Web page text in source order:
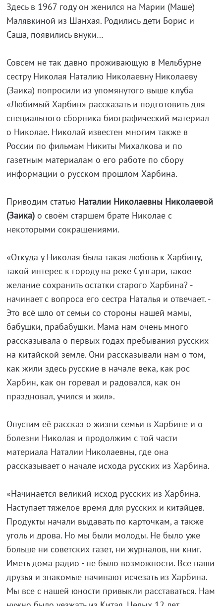
Здесь в 1967 году он женился на Марии (Маше)
Малявкиной из Шанхая. Родились дети Борис и
Саша, появились внуки…
Совсем не так давно проживающую в Мельбурне
сестру Николая Наталию Николаевну Николаеву
(Заика) попросили из упомянутого выше клуба
«Любимый Харбин» рассказать и подготовить для
специального сборника биографический материал
о Николае. Николай известен многим также в
России по фильмам Никиты Михалкова и по
газетным материалам о его работе по сбору
информации о русском прошлом Харбина.
Приводим статью Наталии Николаевны Николаевой
(Заика)о своём старшем брате Николае с
некоторыми сокращениями.
«Откуда у Николая была такая любовь к Харбину,
такой интерес к городу на реке Сунгари, такое
желание сохранить остатки старого Харбина? -
начинает с вопроса его сестра Наталья и отвечает. -
Это всё шло от семьи со стороны нашей мамы,
бабушки, прабабушки. Мама нам очень много
рассказывала о первых годах пребывания русских
на китайской земле. Они рассказывали нам о том,
как жили здесь русские в начале века, как рос
Харбин, как он горевал и радовался, как он
праздновал, учился и жил».
Опустим её рассказ о жизни семьи в Харбине и о
болезни Николая и продолжим с той части
материала Наталии Николаевны, где она
рассказывает о начале исхода русских из Харбина.
«Начинается великий исход русских из Харбина.
Наступает тяжелое время для русских и китайцев.
Продукты начали выдавать по карточкам, а также
уголь и дрова. Но мы были молоды. Не было уже
больше ни советских газет, ни журналов, ни книг.
Иметь дома радио - не было возможности. Все наши
друзья и знакомые начинают исчезать из Харбина.
Мы все с нашей юности привыкли расставаться. Нам